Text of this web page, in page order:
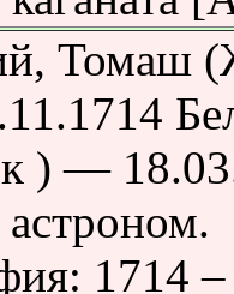
Томаш
) —
1714